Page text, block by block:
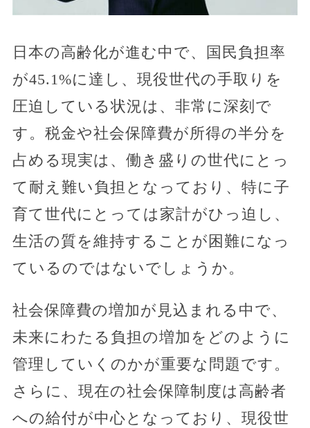
日本の高齢化が進む中で、国民負担率
が45.1%に達し、現役世代の手取りを
圧迫している状況は、非常に深刻で
す。税金や社会保障費が所得の半分を
占める現実は、働き盛りの世代にとっ
て耐え難い負担となっており、特に子
育て世代にとっては家計がひっ迫し、
生活の質を維持することが困難になっ
ているのではないでしょうか。
社会保障費の増加が見込まれる中で、
未来にわたる負担の増加をどのように
管理していくのかが重要な問題です。
さらに、現在の社会保障制度は高齢者
への給付が中心となっており、現役世